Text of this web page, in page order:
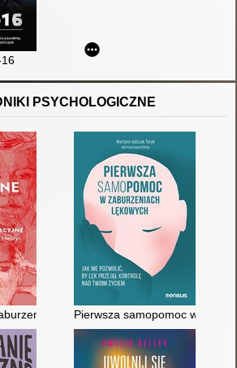
PSYCHOLOGICZNE
dysocjacyjne : jak je rozpoznać,
Pierwsza samopomoc w